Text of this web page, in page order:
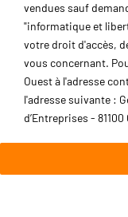
vendues sauf
"informatique et
votre droit d'accès,
vous concernant.
Ouest à l'adresse
l'adresse suivante :
d’Entreprises - 81100